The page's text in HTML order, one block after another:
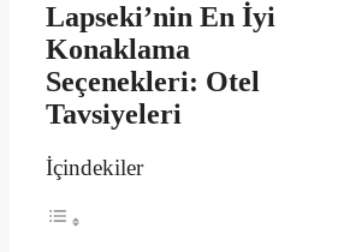
Lapseki’nin En İyi
Konaklama
Seçenekleri: Otel
Tavsiyeleri
İçindekiler